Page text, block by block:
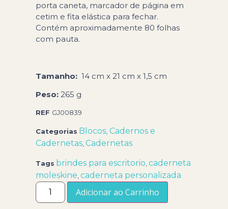
porta caneta, marcador de página em
cetim e fita elástica para fechar.
Contém aproximadamente 80 folhas
com pauta.
Tamanho: 14 cm x 21 cm x 1,5 cm
Peso: 265 g
REF GJ00839
Categorias Blocos, Cadernos e
Cadernetas ,Cadernetas
Tags brindes para escritorio ,caderneta
moleskine ,caderneta personalizada
Adicionar ao Carrinho